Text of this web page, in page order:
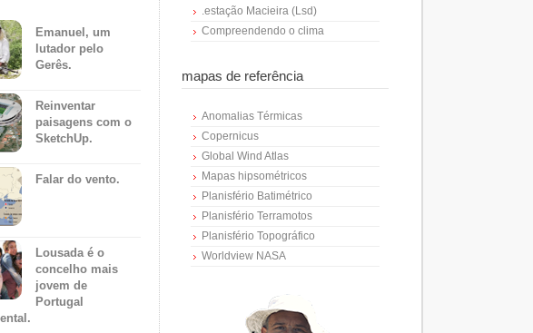
Emanuel, um
lutador pelo
Gerês.
Reinventar
paisagens com o
SketchUp.
Falar do vento.
Lousada é o
concelho mais
jovem de
Portugal
.estação Macieira (Lsd)
Compreendendo o clima
mapas de referência
Anomalias Térmicas
Copernicus
Global Wind Atlas
Mapas hipsométricos
Planisfério Batimétrico
Planisfério Terramotos
Planisfério Topográfico
Worldview NASA